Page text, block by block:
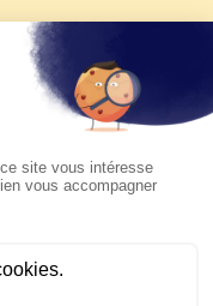
2026 de KTO
du pape Léon
sur KTO le
Argentine et
2026